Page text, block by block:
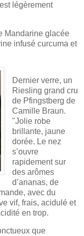
légèrement
Mandarine glacée
infusé curcuma et
Dernier verre, un
Riesling grand cru
de Pfingstberg de
Camille Braun.
"Jolie robe
brillante, jaune
dorée. Le nez
s’ouvre
rapidement sur
des arômes
d’ananas, de
avec du
vif, frais, acidulé et
en trop.
que